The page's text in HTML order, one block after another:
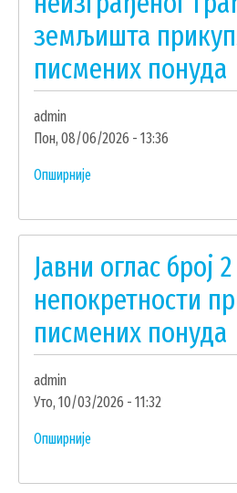
УДРУЖЕЊА И НВО
ЛОКАЛНА САМОУПРАВА
СКУПШТИНА
ПРЕДСЕДНИК
ОПШТИНСКО ВЕЋЕ
ОПШТИНСКА УПРАВА
ОПШТИНСКО
ЈАВНА ПРЕДУЗЕЋА
КОМУНАЛНА МИЛИЦИЈА
ЧАЈЕТИНА
ИНТЕРНА РЕВИЗИЈА
земљишта
писмених понуда
admin
Пон, 08/06/2026 - 13:36
Опширније
оглас
број
3
отуђење
неизграђеног
грађевинског
прикупљањем
Јавни оглас број
непокретности
писмених понуда
admin
Уто, 10/03/2026 - 11:32
Опширније
оглас